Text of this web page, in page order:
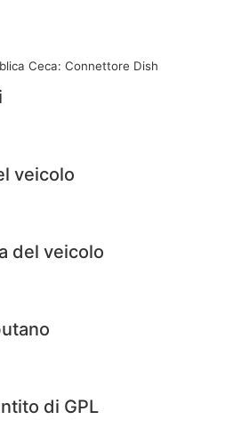
Ceca: Connettore Dish
veicolo
del veicolo
di GPL